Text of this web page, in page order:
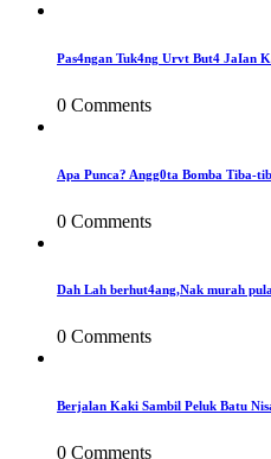
Pas4ngan Tuk4ng Urvt But4 JaIan
0 Comments
Apa Punca? Angg0ta Bomba Tiba-
0 Comments
Dah Lah berhut4ang,Nak murah
0 Comments
Berjalan Kaki Sambil Peluk Batu
0 Comments